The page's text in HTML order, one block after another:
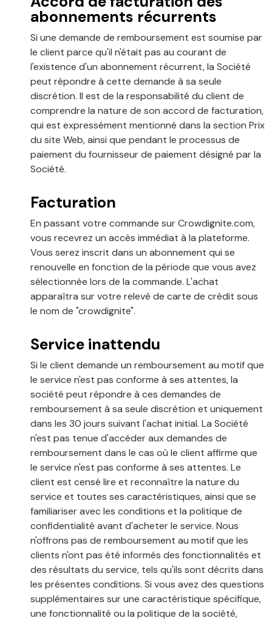
abonnements récurrents
Si une demande de remboursement est soumise par
le client parce qu'il n'était pas au courant de
l'existence d'un abonnement récurrent, la Société
peut répondre à cette demande à sa seule
discrétion. Il est de la responsabilité du client de
comprendre la nature de son accord de facturation,
qui est expressément mentionné dans la section Prix
du site Web, ainsi que pendant le processus de
paiement du fournisseur de paiement désigné par la
Société.
Facturation
En passant votre commande sur Crowdignite.com,
vous recevrez un accès immédiat à la plateforme.
Vous serez inscrit dans un abonnement qui se
renouvelle en fonction de la période que vous avez
sélectionnée lors de la commande. L'achat
apparaîtra sur votre relevé de carte de crédit sous
le nom de "crowdignite".
Service inattendu
Si le client demande un remboursement au motif que
le service n'est pas conforme à ses attentes, la
société peut répondre à ces demandes de
remboursement à sa seule discrétion et uniquement
dans les 30 jours suivant l'achat initial. La Société
n'est pas tenue d'accéder aux demandes de
remboursement dans le cas où le client affirme que
le service n'est pas conforme à ses attentes. Le
client est censé lire et reconnaître la nature du
service et toutes ses caractéristiques, ainsi que se
familiariser avec les conditions et la politique de
confidentialité avant d'acheter le service. Nous
n'offrons pas de remboursement au motif que les
clients n'ont pas été informés des fonctionnalités et
des résultats du service, tels qu'ils sont décrits dans
les présentes conditions. Si vous avez des questions
supplémentaires sur une caractéristique spécifique,
une fonctionnalité ou la politique de la société,